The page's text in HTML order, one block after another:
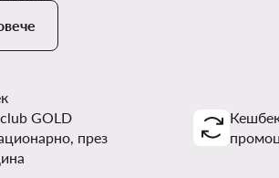
GOLD
през